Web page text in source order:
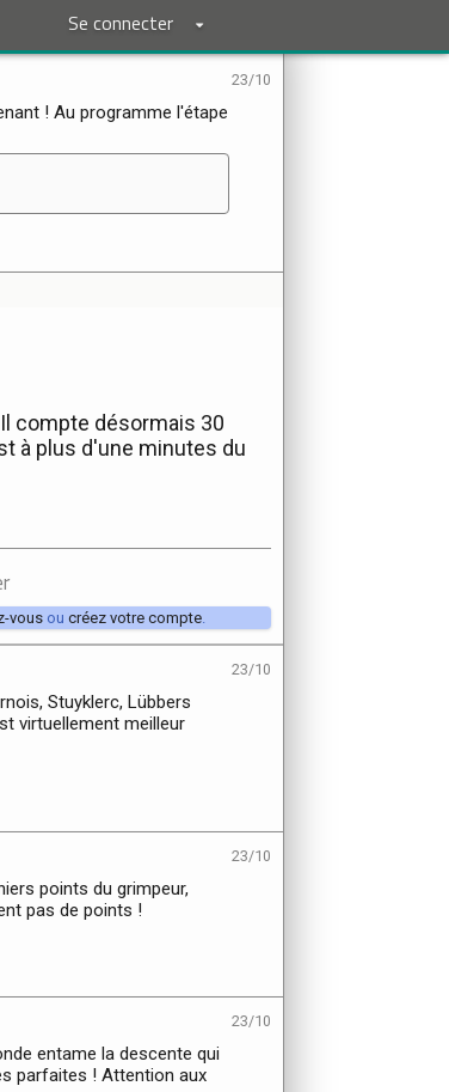
Se connecter
23/10
! Au programme l'étape
compte désormais 30
à plus d'une minutes du
vousou créez votre compte.
23/10
Stuyklerc, Lübbers
virtuellement meilleur
23/10
points du grimpeur,
pas de points !
23/10
entame la descente qui
parfaites ! Attention aux